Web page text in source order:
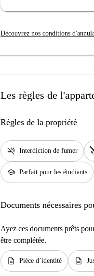
Découvrez nos conditions
Les règles de
Règles de la propriété
smoke_free Interdiction de fumer
school Parfait pour les étudiants
Documents nécessaires
Ayez ces documents prêts
être complétée.
description Pièce d’identité description